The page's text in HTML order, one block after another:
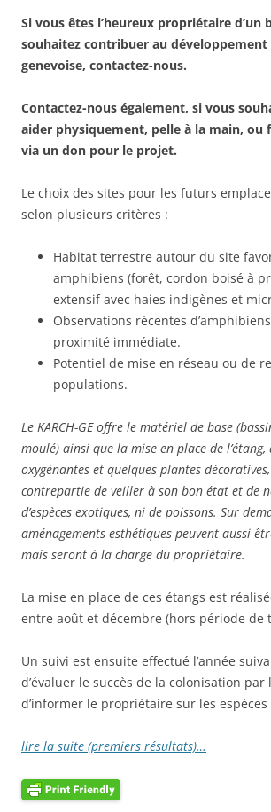
Si vous êtes l’heureux propriétaire d’un
souhaitez contribuer au développement
genevoise, contactez-nous.
Contactez-nous également, si vous
aider physiquement, pelle à la main, ou
via un don pour le projet.
Le choix des sites pour les futurs
selon plusieurs critères :
Habitat terrestre autour du site
amphibiens (forêt, cordon boisé à
extensif avec haies indigènes et
Observations récentes
proximité immédiate.
Potentiel de mise en réseau ou de
populations.
Le KARCH-GE offre le matériel de base
moulé) ainsi que la mise en place de
oxygénantes et quelques plantes
contrepartie de veiller à son bon état et de
d’espèces exotiques, ni de poissons. Sur
aménagements esthétiques peuvent aussi
mais seront à la charge du propriétaire.
La mise en place de ces étangs est
entre août et décembre (hors période de
Un suivi est ensuite effectué l’année
d’évaluer le succès de la colonisation
d’informer le propriétaire sur les
lire la suite (premiers résultats)…